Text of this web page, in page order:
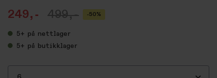
249,- 499,- -50%
5+ på nettlager
5+ på butikklager